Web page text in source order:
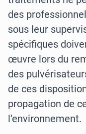
des
sous leur
spécifiques
œuvre lors du
des
de ces
propagation de
l’environnement.